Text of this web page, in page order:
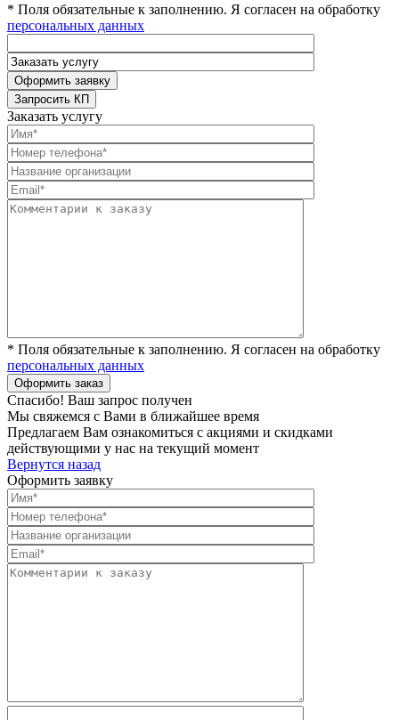
* Поля обязательные к заполнению. Я согласен на обработку
персональных данных
Заказать услугу
* Поля обязательные к заполнению. Я согласен на обработку
персональных данных
Спасибо! Ваш запрос получен
Мы свяжемся с Вами в ближайшее время
Предлагаем Вам ознакомиться с акциями и скидками
действующими у нас на текущий момент
Вернутся назад
Оформить заявку